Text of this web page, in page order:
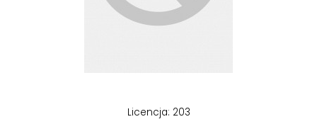
Licencja: 203